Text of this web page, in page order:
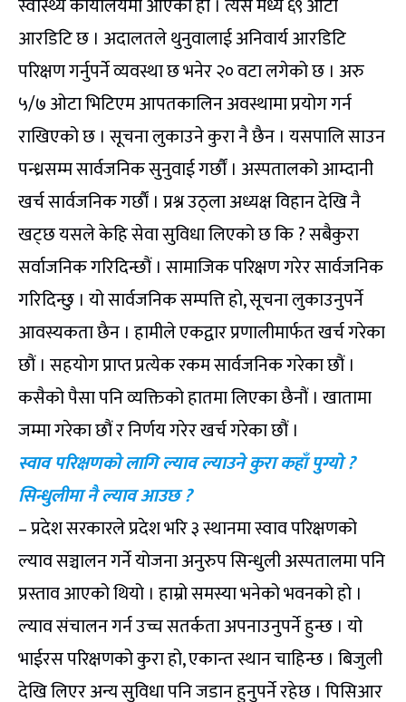
स्वास्थ्य कार्यालयमा आएको हो । त्यस मध्ये ६९ ओटा
आरडिटि छ । अदालतले थुनुवालाई अनिवार्य आरडिटि
परिक्षण गर्नुपर्ने व्यवस्था छ भनेर २० वटा लगेको छ । अरु
५/७ ओटा भिटिएम आपतकालिन अवस्थामा प्रयोग गर्न
राखिएको छ । सूचना लुकाउने कुरा नै छैन । यसपालि साउन
पन्ध्रसम्म सार्वजनिक सुनुवाई गर्छौं । अस्पतालको आम्दानी
खर्च सार्वजनिक गर्छाैं । प्रश्न उठ्ला अध्यक्ष विहान देखि नै
खट्छ यसले केहि सेवा सुविधा लिएको छ कि ? सबैकुरा
सर्वाजनिक गरिदिन्छौं । सामाजिक परिक्षण गरेर सार्वजनिक
गरिदिन्छु । यो सार्वजनिक सम्पत्ति हो, सूचना लुकाउनुपर्ने
आवस्यकता छैन । हामीले एकद्वार प्रणालीमार्फत खर्च गरेका
छौं । सहयोग प्राप्त प्रत्येक रकम सार्वजनिक गरेका छौं ।
कसैको पैसा पनि व्यक्तिको हातमा लिएका छैनौं । खातामा
जम्मा गरेका छौं र निर्णय गरेर खर्च गरेका छौं ।
स्वाव परिक्षणको लागि ल्याव ल्याउने कुरा कहाँ पुग्यो ?
सिन्धुलीमा नै ल्याव आउछ ?
– प्रदेश सरकारले प्रदेश भरि ३ स्थानमा स्वाव परिक्षणको
ल्याव सञ्चालन गर्ने योजना अनुरुप सिन्धुली अस्पतालमा पनि
प्रस्ताव आएको थियो । हाम्रो समस्या भनेको भवनको हो ।
ल्याव संचालन गर्न उच्च सतर्कता अपनाउनुपर्ने हुन्छ । यो
भाईरस परिक्षणको कुरा हो, एकान्त स्थान चाहिन्छ । बिजुली
देखि लिएर अन्य सुविधा पनि जडान हुनुपर्ने रहेछ । पिसिआर